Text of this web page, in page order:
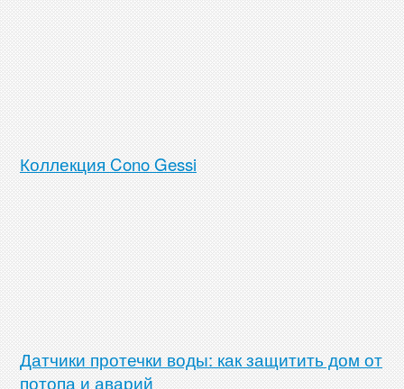
Коллекция Cono Gessi
Датчики протечки воды: как защитить дом от
потопа и аварий